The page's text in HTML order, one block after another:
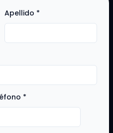
Apellido *
*